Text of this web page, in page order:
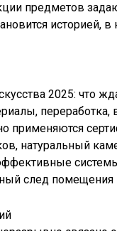
предметов
2025: что
переработка,
применяются
натуральный
след